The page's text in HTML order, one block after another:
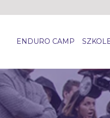
ENDURO CAMP